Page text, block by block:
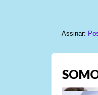
Assinar: